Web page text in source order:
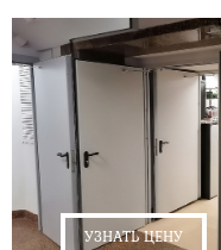
УЗНАТЬ ЦЕНУ